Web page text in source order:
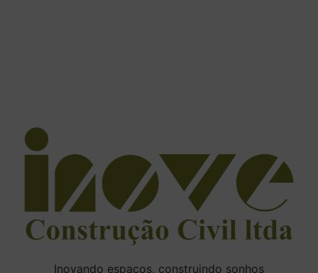
Inovando espaços, construindo sonhos